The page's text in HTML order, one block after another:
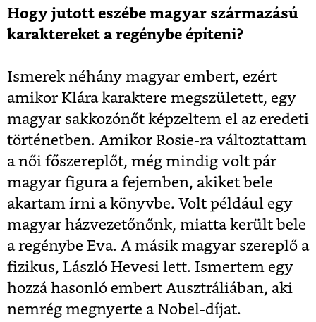
Hogy jutott eszébe magyar származású
karaktereket a regénybe építeni?
Ismerek néhány magyar embert, ezért
amikor Klára karaktere megszületett, egy
magyar sakkozónőt képzeltem el az eredeti
történetben. Amikor Rosie-ra változtattam
a női főszereplőt, még mindig volt pár
magyar figura a fejemben, akiket bele
akartam írni a könyvbe. Volt például egy
magyar házvezetőnőnk, miatta került bele
a regénybe Eva. A másik magyar szereplő a
fizikus, László Hevesi lett. Ismertem egy
hozzá hasonló embert Ausztráliában, aki
nemrég megnyerte a Nobel-díjat.